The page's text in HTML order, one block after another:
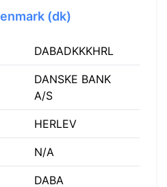
(dk)
DABADKKKHRL
DANSKE BANK
A/S
HERLEV
N/A
DABA